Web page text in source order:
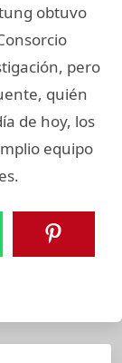
obtuvo
pero
quién
de hoy, los
equipo